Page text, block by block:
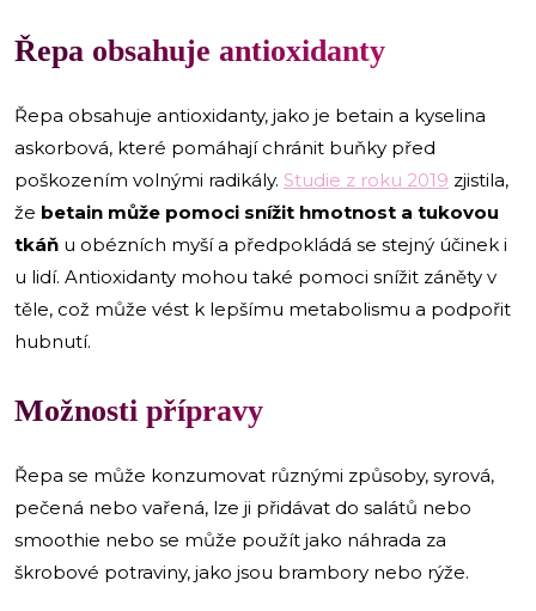
Řepa obsahuje antioxidanty
Řepa obsahuje antioxidanty, jako je betain a kyselina
askorbová, které pomáhají chránit buňky před
poškozením volnými radikály. Studie z roku 2019 zjistila,
že betain může pomoci snížit hmotnost a tukovou
tkáň u obézních myší a předpokládá se stejný účinek i
u lidí. Antioxidanty mohou také pomoci snížit záněty v
těle, což může vést k lepšímu metabolismu a podpořit
hubnutí.
Možnosti přípravy
Řepa se může konzumovat různými způsoby, syrová,
pečená nebo vařená, lze ji přidávat do salátů nebo
smoothie nebo se může použít jako náhrada za
škrobové potraviny, jako jsou brambory nebo rýže.